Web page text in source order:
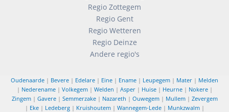
Regio Zottegem
Regio Gent
Regio Wetteren
Regio Deinze
Andere regio's
Oudenaarde | Bevere | Edelare | Eine | Ename | Leupegem | Mater | Melden
| Nederename| Volkegem| Welden | Asper| Huise| Heurne| Nokere|
Zingem| Gavere| Semmerzake| Nazareth | Ouwegem| Mullem| Zevergem
| Eke| Ledeberg| Kruishoutem| Wannegem-Lede| Munkzwalm|